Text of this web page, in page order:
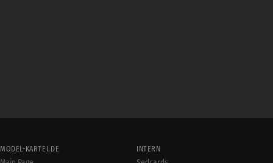
MODEL-KARTEI.DE
INTERN